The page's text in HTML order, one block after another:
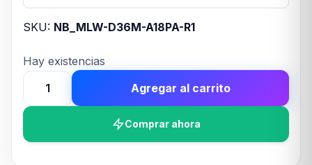
SKU: NB_MLW-D36M-A18PA-R1
Hay existencias
WATER
COOLER
Agregar al carrito
Comprar ahora